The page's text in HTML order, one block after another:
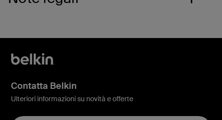
Contatta Belkin
Ulteriori informazioni su novità e offerte